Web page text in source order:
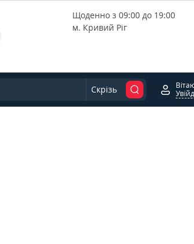
Щоденно з 09:00 до 19:00
м. Кривий Ріг
Скрізь